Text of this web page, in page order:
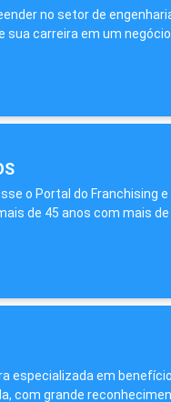
no setor de
sua carreira em um
o Portal do Franchising e
de 45 anos com mais de
especializada em
com grande